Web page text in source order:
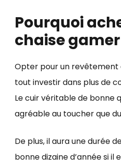
Pourquoi
chaise
Opter pour un revêtement
tout investir dans plus de
Le cuir véritable de bonne
agréable au toucher que
De plus, il aura une durée
bonne dizaine d’année si il